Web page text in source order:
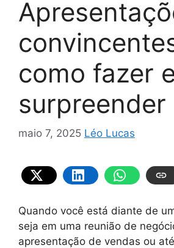
como fazer
surpreender
maio 7, 2025 Léo Lucas
Quando você está diante de
seja em uma reunião de
apresentação de vendas ou